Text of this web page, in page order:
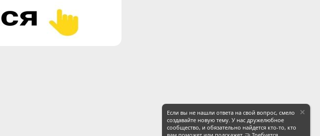
Если вы не нашли ответа на свой вопрос, смело
создавайте новую тему. У нас дружелюбное
сообщество, и обязательно найдется кто-то, кто